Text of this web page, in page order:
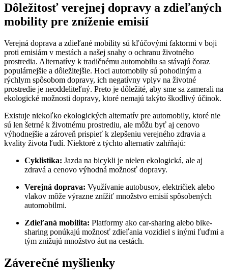
Dôležitosť verejnej dopravy a zdieľaných
mobility pre zníženie emisií
Verejná doprava a zdieľané mobility sú kľúčovými faktormi v boji
proti emisiám v mestách a našej snahy o ochranu životného
prostredia. Alternatívy k tradičnému automobilu sa stávajú čoraz
populárnejšie a dôležitejšie. Hoci automobily sú pohodlným a
rýchlym spôsobom dopravy, ich negatívny vplyv na životné
prostredie je neoddeliteľný. Preto je dôležité, aby sme sa zamerali na
ekologické možnosti dopravy, ktoré nemajú takýto škodlivý účinok.
Existuje niekoľko ekologických alternatív pre automobily, ktoré nie
sú len šetrné k životnému prostrediu, ale môžu byť aj cenovo
výhodnejšie a zároveň prispieť k zlepšeniu verejného zdravia a
kvality života ľudí. Niektoré z týchto alternatív zahŕňajú:
Cyklistika: Jazda na bicykli je nielen ekologická, ale aj
zdravá a cenovo výhodná možnosť dopravy.
Verejná doprava: Využívanie autobusov, električiek alebo
vlakov môže výrazne znížiť množstvo emisií spôsobených
automobilmi.
Zdieľaná mobilita: Platformy ako car-sharing alebo bike-
sharing ponúkajú možnosť zdieľania vozidiel s inými ľuďmi a
tým znižujú množstvo áut na cestách.
Záverečné myšlienky